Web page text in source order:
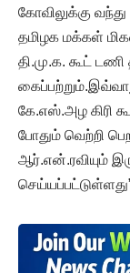
கோவிலுக்கு வந்து
தமிழக மக்கள்
தி.மு.க. கூட்
கே.எஸ்.அழ கிரி
போதும் வெற்றி பெற
ஆர்.என்.ரவியும்